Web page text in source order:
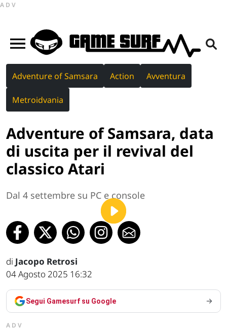
ADV
Adventure of Samsara Action Avventura
Metroidvania
Adventure of Samsara, data
di uscita per il revival del
classico Atari
Dal 4 settembre su PC e console
di Jacopo Retrosi
04 Agosto 2025 16:32
Segui Gamesurf su Google
ADV